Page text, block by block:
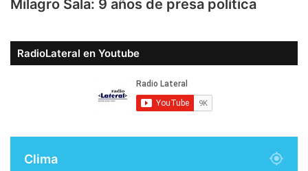
Milagro Sala: 9 años de presa política
RadioLateral en Youtube
Clima